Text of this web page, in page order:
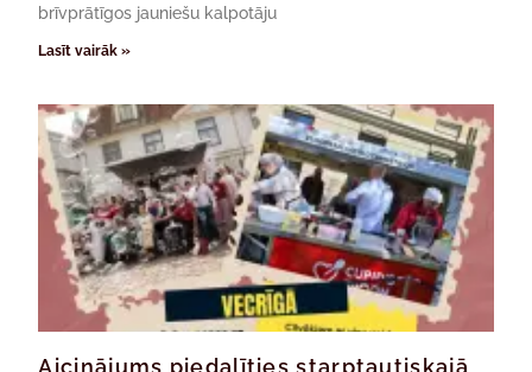
brīvprātīgos jauniešu kalpotāju
Lasīt vairāk »
Aicinājums piedalīties starptautiskajā